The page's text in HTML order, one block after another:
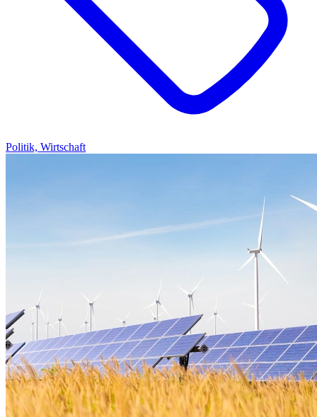
Politik, Wirtschaft